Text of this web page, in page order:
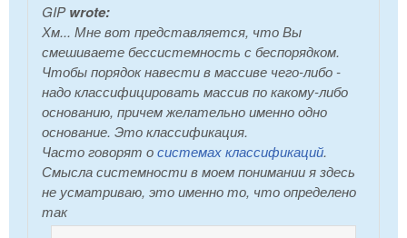
GIPwrote:
Хм... Мне вот представляется, что Вы
смешиваете бессистемность с беспорядком.
Чтобы порядок навести в массиве чего-либо -
надо классифицировать массив по какому-либо
основанию, причем желательно именно одно
основание. Это классификация.
Часто говорят осистемах классификаций.
Смысла системности в моем понимании я здесь
не усматриваю, это именно то, что определено
так